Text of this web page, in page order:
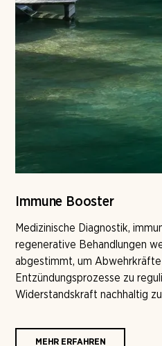
Immune Booster
Medizinische Diagnostik,
regenerative Behandlungen
abgestimmt, um
Entzündungsprozesse zu
Widerstandskraft nachhaltig
MEHR ERFAHREN